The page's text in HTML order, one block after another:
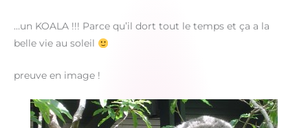
…un KOALA !!! Parce qu’il dort tout le temps et ça a la
belle vie au soleil
preuve en image !